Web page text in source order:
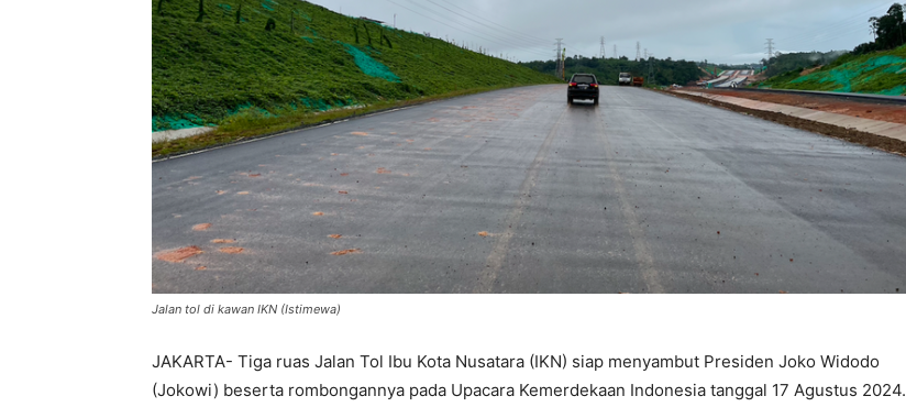
Jalan tol di kawan IKN (Istimewa)
JAKARTA- Tiga ruas Jalan Tol Ibu Kota Nusatara (IKN) siap menyambut Presiden Joko Widodo
(Jokowi) beserta rombongannya pada Upacara Kemerdekaan Indonesia tanggal 17 Agustus 2024.